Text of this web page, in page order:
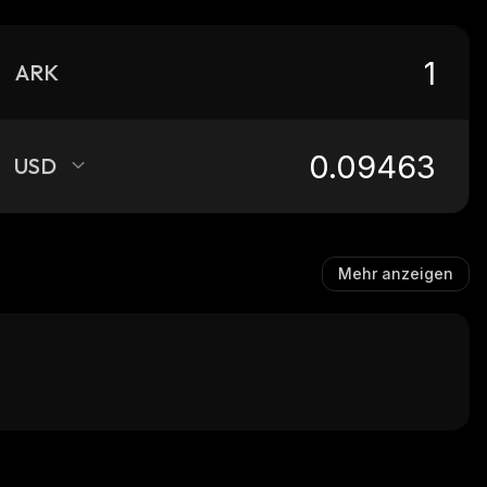
ARK
USD
Mehr anzeigen